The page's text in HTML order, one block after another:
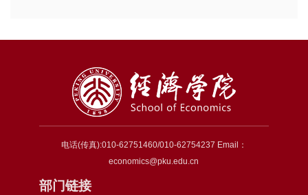
电话(传真):010-62751460/010-62754237 Email：
economics@pku.edu.cn
部门链接